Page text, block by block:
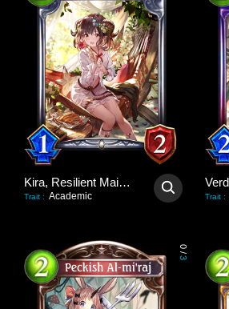
Kira, Resilient Maiden
Trait : Academic Trait :
0
/
3